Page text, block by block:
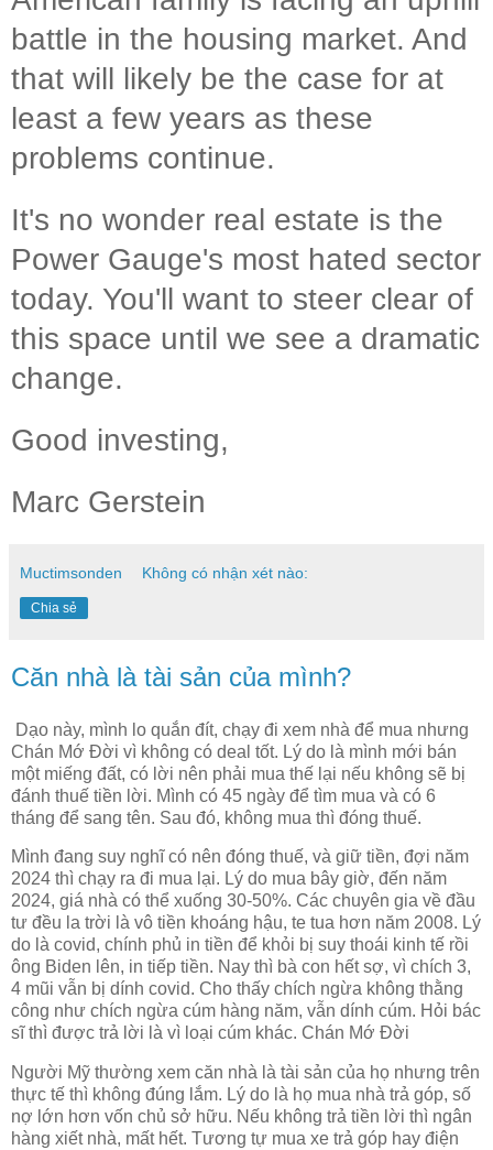
battle in the housing market. And
that will likely be the case for at
least a few years as these
problems continue.
It's no wonder real estate is the
Power Gauge's most hated sector
today. You'll want to steer clear of
this space until we see a dramatic
change.
Good investing,
Marc Gerstein
Muctimsonden Không có nhận xét nào:
Chia sẻ
Căn nhà là tài sản của mình?
Dạo này, mình lo quắn đít, chạy đi xem nhà để mua nhưng
Chán Mớ Đời vì không có deal tốt. Lý do là mình mới bán
một miếng đất, có lời nên phải mua thế lại nếu không sẽ bị
đánh thuế tiền lời. Mình có 45 ngày để tìm mua và có 6
tháng để sang tên. Sau đó, không mua thì đóng thuế.
Mình đang suy nghĩ có nên đóng thuế, và giữ tiền, đợi năm
2024 thì chạy ra đi mua lại. Lý do mua bây giờ, đến năm
2024, giá nhà có thể xuống 30-50%. Các chuyên gia về đầu
tư đều la trời là vô tiền khoáng hậu, te tua hơn năm 2008. Lý
do là covid, chính phủ in tiền để khỏi bị suy thoái kinh tế rồi
ông Biden lên, in tiếp tiền. Nay thì bà con hết sợ, vì chích 3,
4 mũi vẫn bị dính covid. Cho thấy chích ngừa không thằng
công như chích ngừa cúm hàng năm, vẫn dính cúm. Hỏi bác
sĩ thì được trả lời là vì loại cúm khác. Chán Mớ Đời
Người Mỹ thường xem căn nhà là tài sản của họ nhưng trên
thực tế thì không đúng lắm. Lý do là họ mua nhà trả góp, số
nợ lớn hơn vốn chủ sở hữu. Nếu không trả tiền lời thì ngân
hàng xiết nhà, mất hết. Tương tự mua xe trả góp hay điện